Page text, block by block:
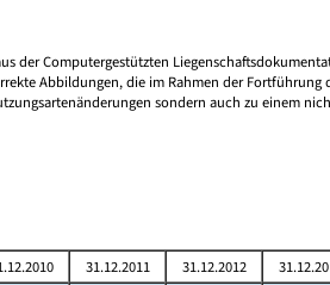
der Computergestützten
Abbildungen, die im Rahmen der Fortführung
sondern auch zu einem
31.12.2011 31.12.2012